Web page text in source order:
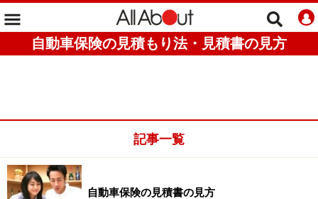
自動車保険の見積もり法・見積書の見方
記事一覧
自動車保険の見積書の見方